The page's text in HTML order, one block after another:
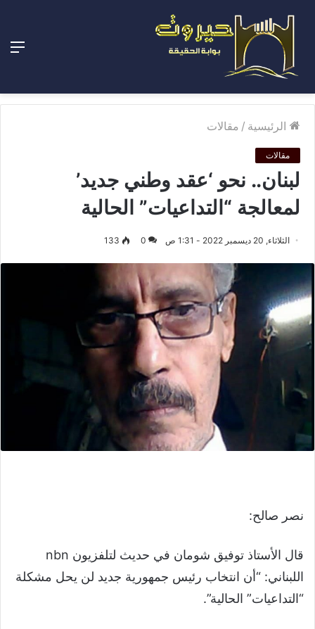
الرئيسية / مقالات
مقالات
لبنان.. نحو ‘عقد وطني جديد’
لمعالجة “التداعيات” الحالية
الثلاثاء, 20 ديسمبر 2022 - 1:31 ص 0
133
نصر صالح:
قال الأستاذ توفيق شومان في حديث لتلفزيون nbn
اللبناني: “أن انتخاب رئيس جمهورية جديد لن يحل مشكلة
“التداعيات” الحالية”.